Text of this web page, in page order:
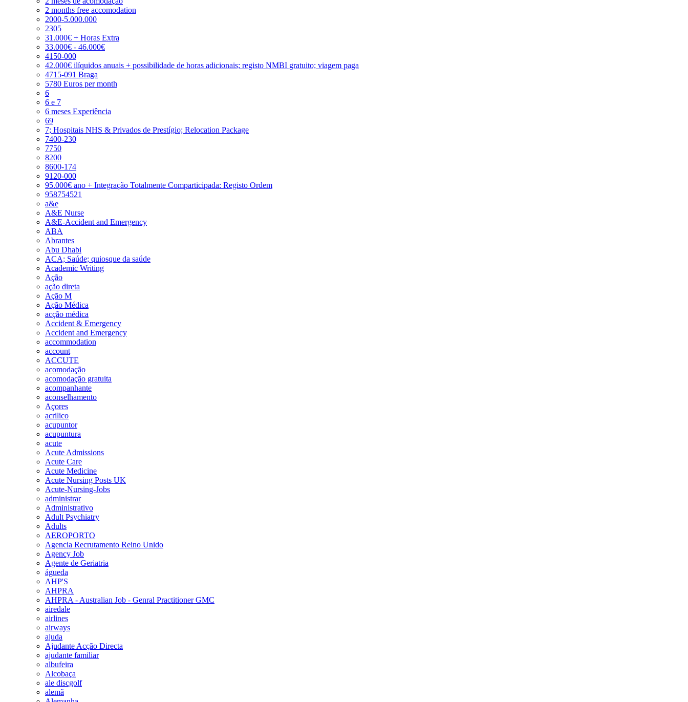
2 months free accomodation
2000-5.000.000
2305
31.000€ + Horas Extra
33.000€ - 46.000€
4150-000
42.000€ ilíquidos anuais + possibilidade de horas adicionais; registo NMBI gratuito; viagem paga
4715-091 Braga
5780 Euros per month
6
6 e 7
6 meses Experiência
69
7; Hospitais NHS & Privados de Prestígio; Relocation Package
7400-230
7750
8200
8600-174
9120-000
95.000€ ano + Integração Totalmente Comparticipada: Registo Ordem
958754521
a&e
A&E Nurse
A&E-Accident and Emergency
ABA
Abrantes
Abu Dhabi
ACA; Saúde; quiosque da saúde
Academic Writing
Ação
ação direta
Ação M
Ação Médica
acção médica
Accident & Emergency
Accident and Emergency
accommodation
account
ACCUTE
acomodação
acomodação gratuita
acompanhante
aconselhamento
Açores
acrilico
acupuntor
acupuntura
acute
Acute Admissions
Acute Care
Acute Medicine
Acute Nursing Posts UK
Acute-Nursing-Jobs
administrar
Administrativo
Adult Psychiatry
Adults
AEROPORTO
Agencia Recrutamento Reino Unido
Agency Job
Agente de Geriatria
águeda
AHP'S
AHPRA
AHPRA - Australian Job - Genral Practitioner GMC
airedale
airlines
airways
ajuda
Ajudante Acção Directa
ajudante familiar
albufeira
Alcobaça
ale discgolf
alemã